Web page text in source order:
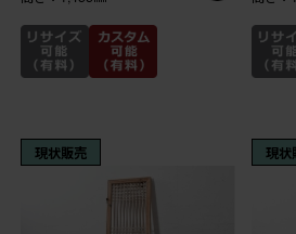
現状販売 現状